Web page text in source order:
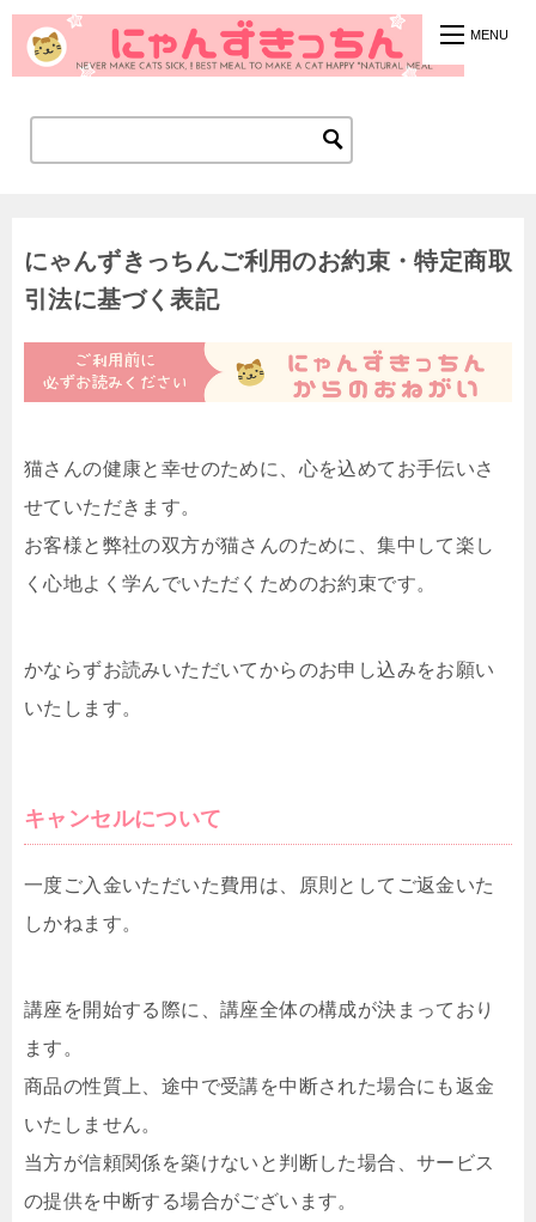
にゃんずきっちんご利用のお約束・特定商取
引法に基づく表記
猫さんの健康と幸せのために、心を込めてお手伝いさ
せていただきます。
お客様と弊社の双方が猫さんのために、集中して楽し
く心地よく学んでいただくためのお約束です。
かならずお読みいただいてからのお申し込みをお願い
いたします。
キャンセルについて
一度ご入金いただいた費用は、原則としてご返金いた
しかねます。
講座を開始する際に、講座全体の構成が決まっており
ます。
商品の性質上、途中で受講を中断された場合にも返金
いたしません。
当方が信頼関係を築けないと判断した場合、サービス
の提供を中断する場合がございます。